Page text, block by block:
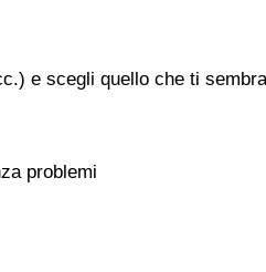
e scegli quello che ti sembra
problemi